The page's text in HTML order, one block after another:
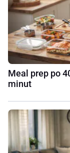
Meal prep po
minut